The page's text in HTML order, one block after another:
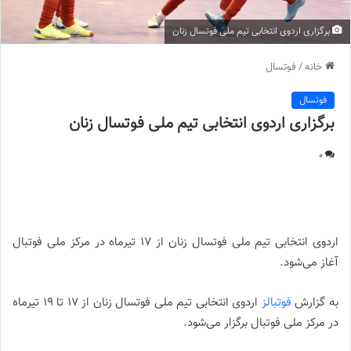
برگزاری اردوی انتخابی تیم ملی فوتسال زنان
خانه/ فوتسال
فوتسال
برگزاری اردوی انتخابی تیم ملی فوتسال زنان
0
اردوی انتخابی تیم ملی فوتسال زنان از 17 تیرماه در مرکز ملی فوتبال
آغاز می‌شود.
به گزارش فوتبالز
اردوی انتخابی تیم ملی فوتسال زنان از 17 تا 19 تیرماه
در مرکز ملی فوتبال برگزار می‌شود.